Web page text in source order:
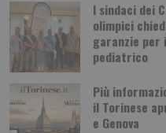
I sindaci dei
olimpici
garanzie per
pediatrico
Più
il Torinese
e Genova
In poche ore i carabinieri
La capillarità e la presenza
interventi che per la